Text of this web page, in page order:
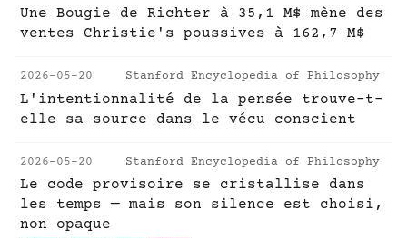
Une Bougie de Richter à 35,1 M$ mène des
ventes Christie's poussives à 162,7 M$
2026-05-20 Stanford Encyclopedia of Philosophy
L'intentionnalité de la pensée trouve-t-
elle sa source dans le vécu conscient
2026-05-20 Stanford Encyclopedia of Philosophy
Le code provisoire se cristallise dans
les temps — mais son silence est choisi,
non opaque